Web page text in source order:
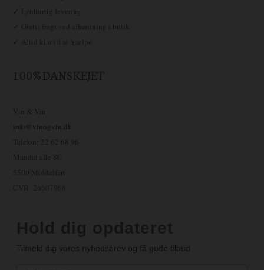
✓ Gratis fragt ved afhentning i butik
✓ Altid klar til at hjælpe
100% DANSKEJET
Vin & Vin
info@vinogvin.dk
Telefon: 22 62 68 96
Mandal alle 8C
5500 Middelfart
CVR: 26607906
Tilmeld dig vores nyhedsbrev og få gode tilbud